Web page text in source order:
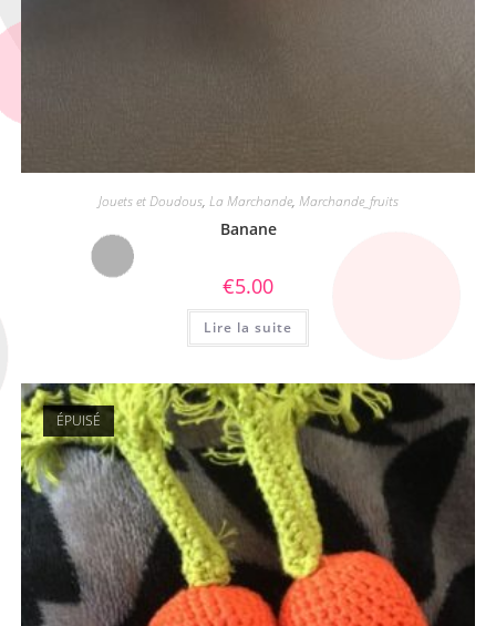
Jouets et Doudous, La Marchande, Marchande_fruits
Banane
€5.00
Lire la suite
ÉPUISÉ